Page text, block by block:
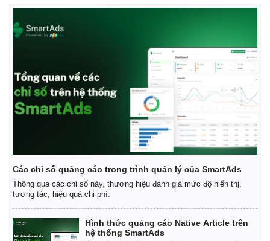
Vụ án
Tin nóng
Vũ khí
Việt Nam
Các chỉ số quảng cáo trong trình quản lý của SmartAds
Thông qua các chỉ số này, thương hiệu đánh giá mức độ hiển thị,
tương tác, hiệu quả chi phí.
Hình thức quảng cáo Native Article trên
hệ thống SmartAds